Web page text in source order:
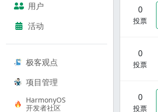
用户
活动
极客观点
项目管理
HarmonyOS
开发者社区
0
投票
0
投票
0
投票